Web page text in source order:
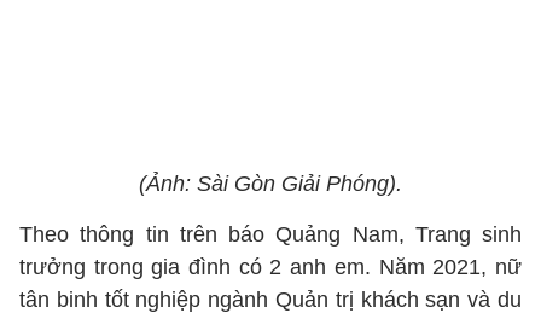
(Ảnh: Sài Gòn Giải Phóng).
Theo thông tin trên báo Quảng Nam, Trang sinh
trưởng trong gia đình có 2 anh em. Năm 2021, nữ
tân binh tốt nghiệp ngành Quản trị khách sạn và du